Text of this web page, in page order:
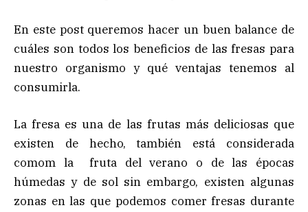
En este post queremos hacer un buen balance de
cuáles son todos los beneficios de las fresas para
nuestro organismo y qué ventajas tenemos al
consumirla.
La fresa es una de las frutas más deliciosas que
existen de hecho, también está considerada
comom la fruta del verano o de las épocas
húmedas y de sol sin embargo, existen algunas
zonas en las que podemos comer fresas durante